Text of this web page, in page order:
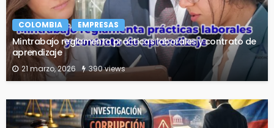
COLOMBIA EMPRESAS
Mintrabajo reglamenta prácticas laborales y contrato de
aprendizaje
21 marzo, 2026 390 views